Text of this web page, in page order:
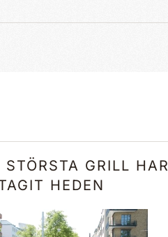
STÖRSTA GRILL HAR
HEDEN